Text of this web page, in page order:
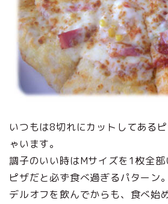
いつもは8切れにカットしてある
ゃいます。
調子のいい時はMサイズを1枚全部
ピザだと必ず食べ過ぎるパターン。
デルオフを飲んでからも、食べ始